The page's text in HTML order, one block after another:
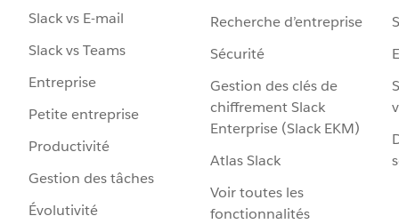
Slack vs E-mail
Slack vs Teams
Entreprise
Petite entreprise
Productivité
Gestion des tâches
Évolutivité
Recherche d’entreprise
Sécurité
Gestion des clés de
chiffrement Slack
Enterprise (Slack EKM)
Atlas Slack
Voir toutes les
fonctionnalités